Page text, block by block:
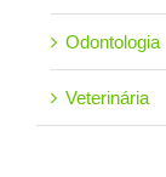
Odontologia
Veterinária